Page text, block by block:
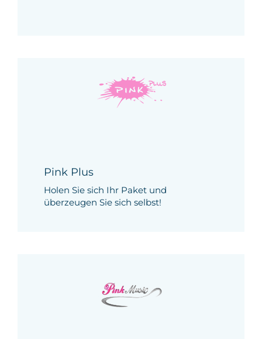
Pink Plus
Holen Sie sich Ihr Paket und
überzeugen Sie sich selbst!